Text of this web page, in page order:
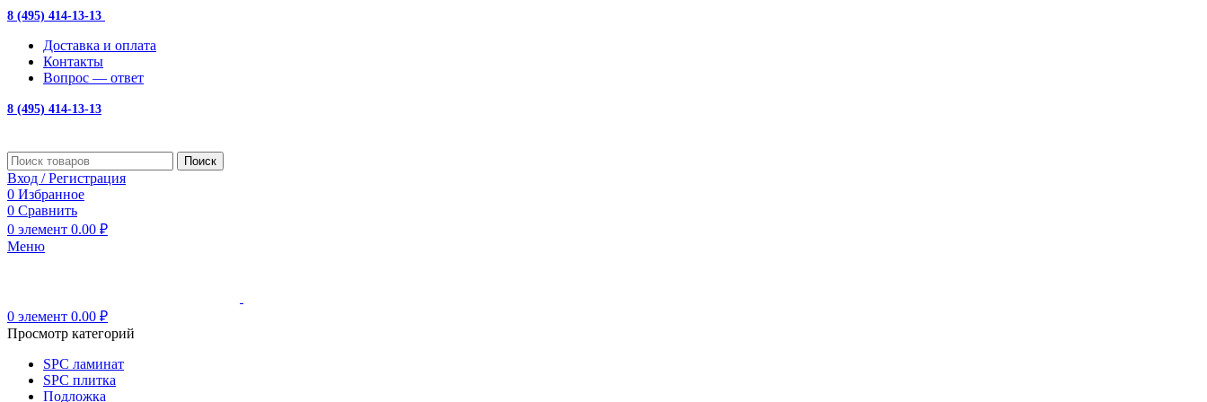
8 (495) 414-13-13
Доставка и оплата
Контакты
Вопрос — ответ
8 (495) 414-13-13
Поиск
Вход / Регистрация
0 Избранное
0 Сравнить
0 элемент 0.00 ₽
Меню
0 элемент 0.00 ₽
Просмотр категорий
SPC ламинат
SPC плитка
Подложка